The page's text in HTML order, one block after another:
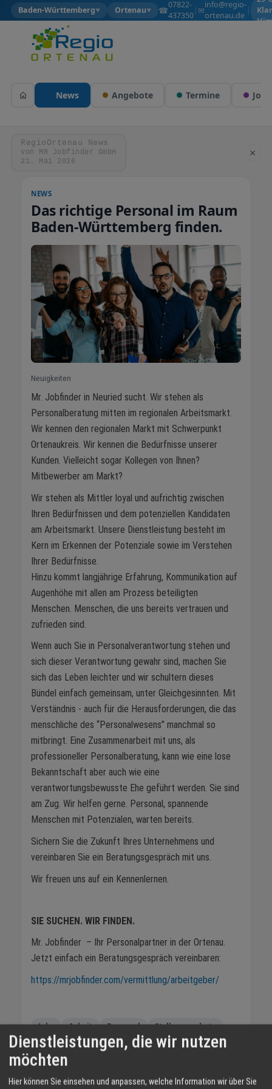
Baden-Württemberg▼ Ortenau▼ ☎07822-
437350
| ✉info@regio-
ortenau.de
|
News Angebote Termine Jobs
RegioOrtenau News
von MR Jobfinder GmbH
21. Mai 2026
×
NEWS
Das richtige Personal im Raum
Baden-Württemberg finden.
Neuigkeiten
Mr. Jobfinder in Neuried sucht. Wir stehen als
Personalberatung mitten im regionalen Arbeitsmarkt.
Wir kennen den regionalen Markt mit Schwerpunkt
Ortenaukreis. Wir kennen die Bedürfnisse unserer
Kunden. Vielleicht sogar Kollegen von Ihnen?
Mitbewerber am Markt?
Wir stehen als Mittler loyal und aufrichtig zwischen
Ihren Bedürfnissen und dem potenziellen Kandidaten
am Arbeitsmarkt. Unsere Dienstleistung besteht im
Kern im Erkennen der Potenziale sowie im Verstehen
Ihrer Bedürfnisse.
Hinzu kommt langjährige Erfahrung, Kommunikation auf
Augenhöhe mit allen am Prozess beteiligten
Menschen. Menschen, die uns bereits vertrauen und
zufrieden sind.
Wenn auch Sie in Personalverantwortung stehen und
sich dieser Verantwortung gewahr sind, machen Sie
sich das Leben leichter und wir schultern dieses
Bündel einfach gemeinsam, unter Gleichgesinnten. Mit
Verständnis - auch für die Herausforderungen, die das
menschliche des “Personalwesens” manchmal so
mitbringt. Eine Zusammenarbeit mit uns, als
professioneller Personalberatung, kann wie eine lose
Bekanntschaft aber auch wie eine
verantwortungsbewusste Ehe geführt werden. Sie sind
am Zug. Wir helfen gerne. Personal, spannende
Menschen mit Potenzialen, warten bereits.
Sichern Sie die Zukunft Ihres Unternehmens und
vereinbaren Sie ein Beratungsgespräch mit uns.
Wir freuen uns auf ein Kennenlernen.
SIE SUCHEN. WIR FINDEN.
Mr. Jobfinder – Ihr Personalpartner in der Ortenau.
Jetzt einfach ein Beratungsgespräch vereinbaren:
https://mrjobfinder.com/vermittlung/arbeitgeber/
Jobs Arbeit Personal
Stellenangebote
Ortenau
Bewerbung
Arbeitsplatz
Fachkräfte
TEILEN
Dienstleistungen, die wir nutzen
möchten
Hier können Sie einsehen und anpassen, welche Information wir über Sie